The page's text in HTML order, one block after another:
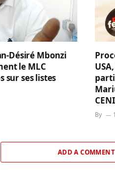
Désiré Mbonzi
le MLC
sur ses listes
CENI
By
ADD A COMMENT